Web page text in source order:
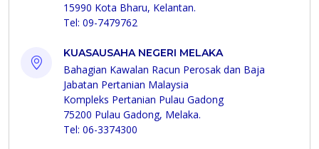
15990 Kota Bharu, Kelantan.
Tel: 09-7479762
KUASAUSAHA NEGERI MELAKA
Bahagian Kawalan Racun Perosak dan Baja
Jabatan Pertanian Malaysia
Kompleks Pertanian Pulau Gadong
75200 Pulau Gadong, Melaka.
Tel: 06-3374300